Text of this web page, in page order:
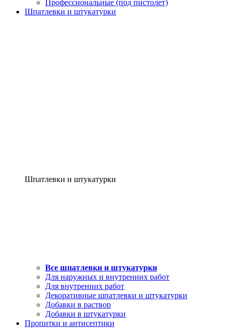
Профессиональные (под пистолет)
Шпатлевки и штукатурки
Шпатлевки и штукатурки
Все шпатлевки и штукатурки
Для наружных и внутренних работ
Для внутренних работ
Декоративные шпатлевки и штукатурки
Добавки в раствор
Добавки в штукатурки
Пропитки и антисептики